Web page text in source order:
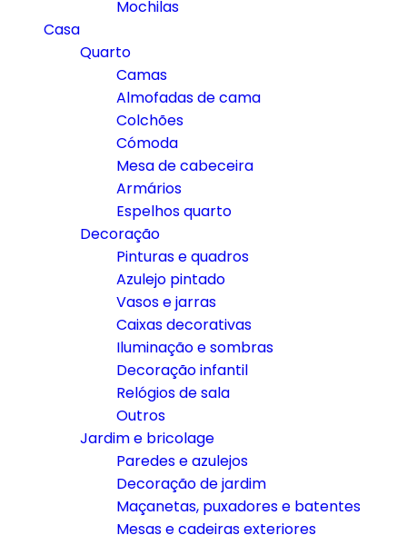
Mochilas
Casa
Quarto
Camas
Almofadas de cama
Colchões
Cómoda
Mesa de cabeceira
Armários
Espelhos quarto
Decoração
Pinturas e quadros
Azulejo pintado
Vasos e jarras
Caixas decorativas
Iluminação e sombras
Decoração infantil
Relógios de sala
Outros
Jardim e bricolage
Paredes e azulejos
Decoração de jardim
Maçanetas, puxadores e batentes
Mesas e cadeiras exteriores